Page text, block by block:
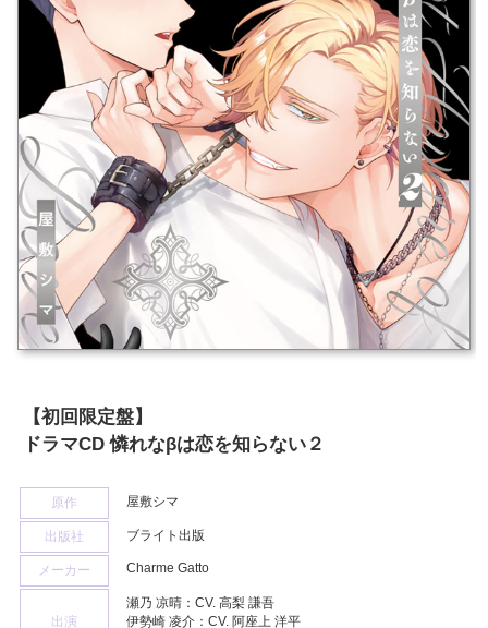
【初回限定盤】
ドラマCD 憐れなβは恋を知らない２
原作 屋敷シマ
出版社 ブライト出版
メーカー Charme Gatto
出演
瀬乃 凉晴：CV. 高梨 謙吾
伊勢崎 凌介：CV. 阿座上 洋平